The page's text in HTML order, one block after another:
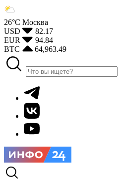
26°С Москва
USD
82.17
EUR
94.84
BTC
64,963.49